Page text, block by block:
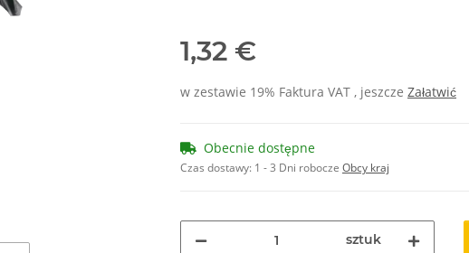
1,32 €
w zestawie 19% Faktura VAT , jeszcze Załatwić
Obecnie dostępne
Czas dostawy: 1 - 3 Dni robocze Obcy kraj
sztuk